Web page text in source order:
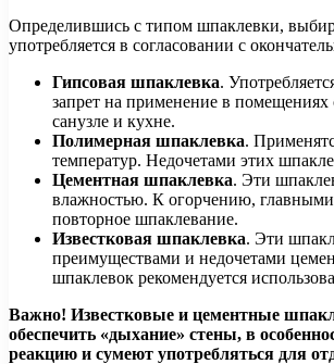
Определившись с типом шпаклевки,
употребляется в согласовании с
Гипсовая шпаклевка.
запрет на применение в помещениях
санузле и кухне.
Полимерная шпаклевка.
температур. Недочетами этих
Цементная шпаклевка. Эти
влажностью. К огорчению, главными
повторное шпаклевание.
Известковая шпаклевка. Эти
преимуществами и недочетами
шпаклевок рекомендуется
Важно! Известковые и цементные
обеспечить «дыхание» стены, в
реакцию и сумеют употребляться для